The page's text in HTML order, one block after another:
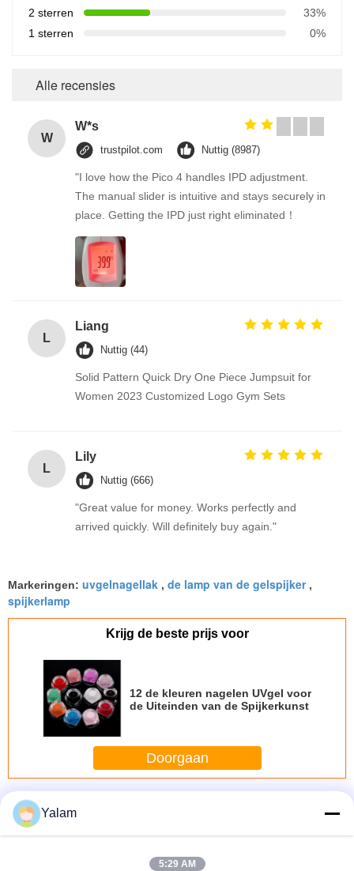
2 sterren
33%
1 sterren
0%
Alle recensies
W
W*s
trustpilot.com Nuttig (8987)
"I love how the Pico 4 handles IPD adjustment.
The manual slider is intuitive and stays securely in
place. Getting the IPD just right eliminated！
L
Liang
Nuttig (44)
Solid Pattern Quick Dry One Piece Jumpsuit for
Women 2023 Customized Logo Gym Sets
L
Lily
Nuttig (666)
"Great value for money. Works perfectly and
arrived quickly. Will definitely buy again."
Markeringen: uvgelnagellak , de lamp van de gelspijker,
spijkerlamp
Krijg de beste prijs voor
12 de kleuren nagelen UVgel voor
de Uiteinden van de Spijkerkunst
Doorgaan
Meer
Yalam
5:29 AM